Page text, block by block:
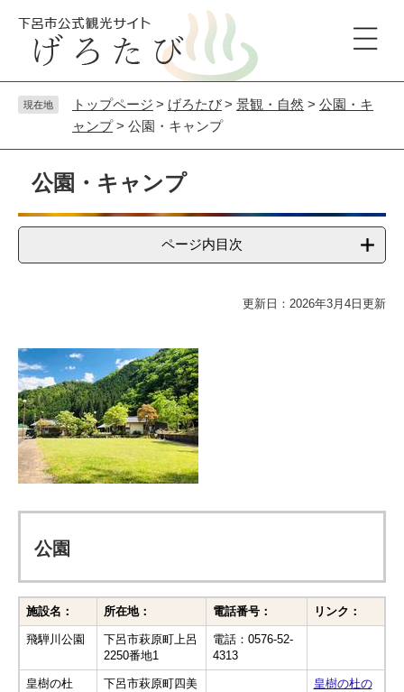
先
を
現在地 トップページ > げろたび> 景観・自然 > 公園・キ
ャンプ> 公園・キャンプ
公園・キャンプ
ページ内目次
更新日：2026年3月4日更新
公園
施設名： 所在地： 電話番号： リンク：
飛騨川公園
下呂市萩原町上呂
2250番地1
電話：0576-52-
4313
皇樹の杜
下呂市萩原町四美
皇樹の杜の